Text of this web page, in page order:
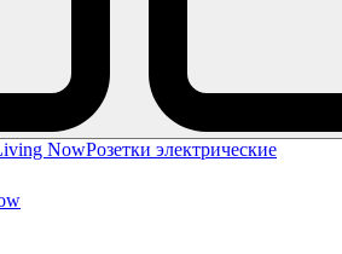
NowРозетки электрические